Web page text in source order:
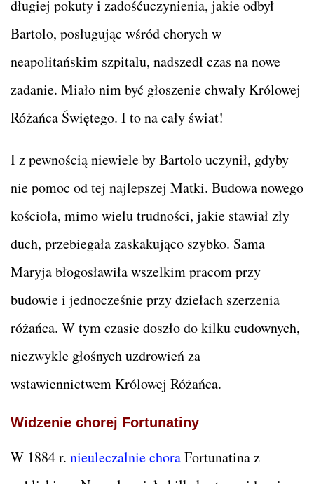
długiej pokuty i zadośćuczynienia, jakie odbył
Bartolo, posługując wśród chorych w
neapolitańskim szpitalu, nadszedł czas na nowe
zadanie. Miało nim być głoszenie chwały Królowej
Różańca Świętego. I to na cały świat!
I z pewnością niewiele by Bartolo uczynił, gdyby
nie pomoc od tej najlepszej Matki. Budowa nowego
kościoła, mimo wielu trudności, jakie stawiał zły
duch, przebiegała zaskakująco szybko. Sama
Maryja błogosławiła wszelkim pracom przy
budowie i jednocześnie przy dziełach szerzenia
różańca. W tym czasie doszło do kilku cudownych,
niezwykle głośnych uzdrowień za
wstawiennictwem Królowej Różańca.
Widzenie chorej Fortunatiny
W 1884 r. nieuleczalnie choraFortunatina z